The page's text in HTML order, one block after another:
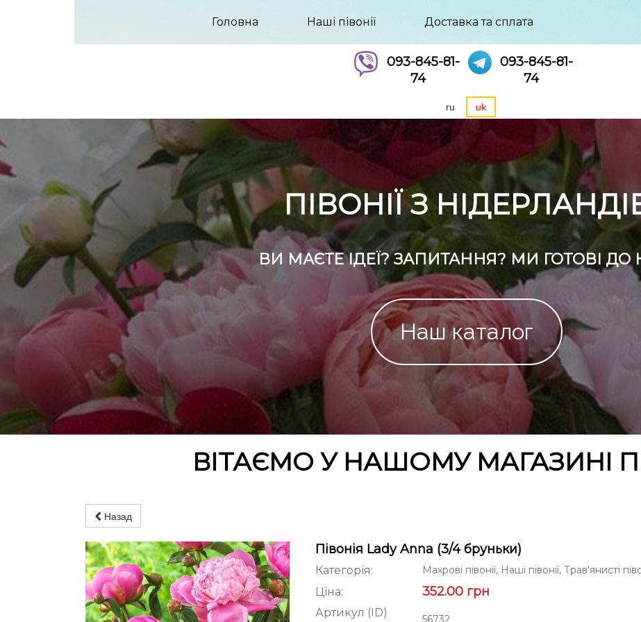
093-845-81-
74
093-845-81-
74
Головна Наші півонії Доставка та сплата
ru uk
ПІВОНІЇ З
ВИ МАЄТЕ ІДЕЇ? ЗАПИТАННЯ? МИ ГОТОВІ ДО
Наш каталог
ВІТАЄМО У НАШОМУ МАГАЗИНІ
Назад
Півонія Lady Anna (3/4 бруньки)
Категорія: Махрові півонії, Наші півонії, Трав'янисті
Ціна: 352.00 грн
Артикул (ID)
56732